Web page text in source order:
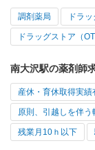
調剤薬局 ドラ
ドラッグストア（
南大沢駅の薬剤師
産休・育休取得実績
原則、引越しを伴う
残業月10ｈ以下